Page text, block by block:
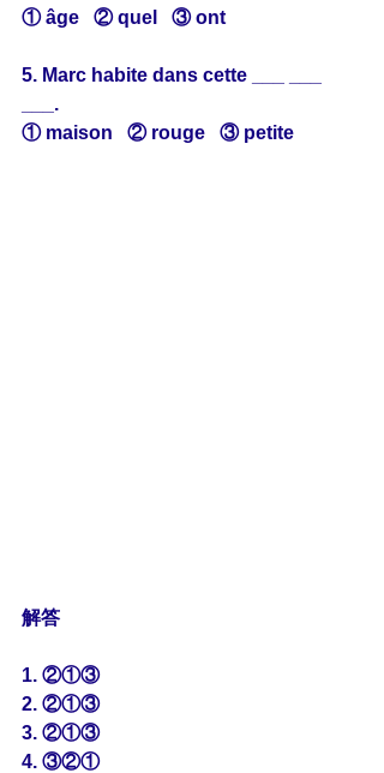
① âge   ② quel   ③ ont
5. Marc habite dans cette ___ ___
___.
① maison   ② rouge   ③ petite
解答
1. ②①③
2. ②①③
3. ②①③
4. ③②①